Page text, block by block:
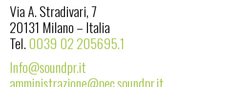
Via A. Stradivari, 7
20131 Milano – Italia
Tel. 0039 02 205695.1
Info@soundpr.it
amministrazione@pec.soundpr.it